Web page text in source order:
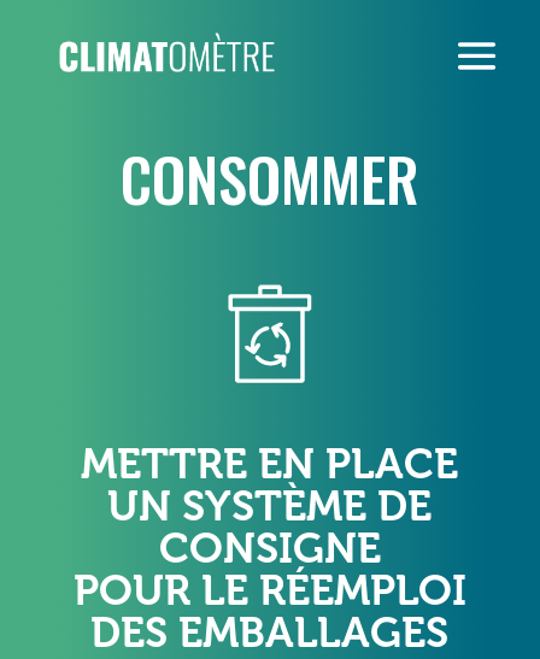
CONSOMMER
METTRE EN PLACE
UN SYSTÈME DE
CONSIGNE
POUR LE RÉEMPLOI
DES EMBALLAGES